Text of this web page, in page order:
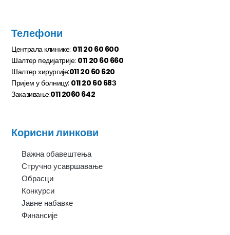
Телефони
Централа клинике: 011 20 60 600
Шалтер педијатрије: 011 20 60 660
Шалтер хирургије:011 20 60 620
Пријем у болницу: 011 20 60 68З
Заказивање:011 2060 642
Корисни линкови
Важна обавештења
Стручно усавршавање
Обрасци
Конкурси
Јавне набавке
Финансије